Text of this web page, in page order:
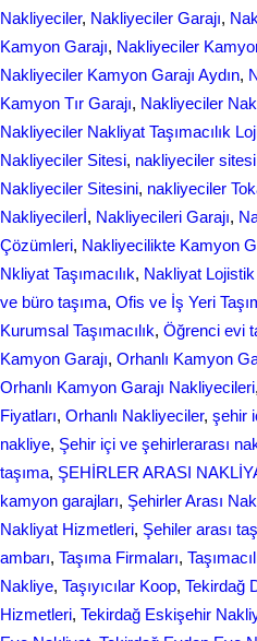
Nakliyeciler, Nakliyeciler Garajı,
Kamyon Garajı, Nakliyeciler
Nakliyeciler Kamyon Garajı Aydın,
Kamyon Tır Garajı, Nakliyeciler
Nakliyeciler Nakliyat Taşımacılık
Nakliyeciler Sitesi, nakliyeciler
Nakliyeciler Sitesini, nakliyeciler
Nakliyecilerİ, Nakliyecileri Garajı,
Çözümleri, Nakliyecilikte Kamyon
Nkliyat Taşımacılık, Nаkliyаt
ve büro taşıma, Ofis ve İş Yeri
Kurumsal Taşımacılık, Öğrenci evi
Kamyon Garajı, Orhanlı Kamyon
Orhanlı Kamyon Garajı Nakliyecileri,
Fiyatları, Orhanlı Nakliyeciler, şehir
nakliye, Şehir içi ve şehirlerarası
taşıma, ŞEHİRLER ARASI
kamyon garajları, Şehirler Arası
Nakliyat Hizmetleri, Şеhilеr arası
ambarı, Taşıma Firmaları,
Nakliye, Taşıyıcılar Koop, Tekirdağ
Hizmetleri, Tekirdağ Eskişehir